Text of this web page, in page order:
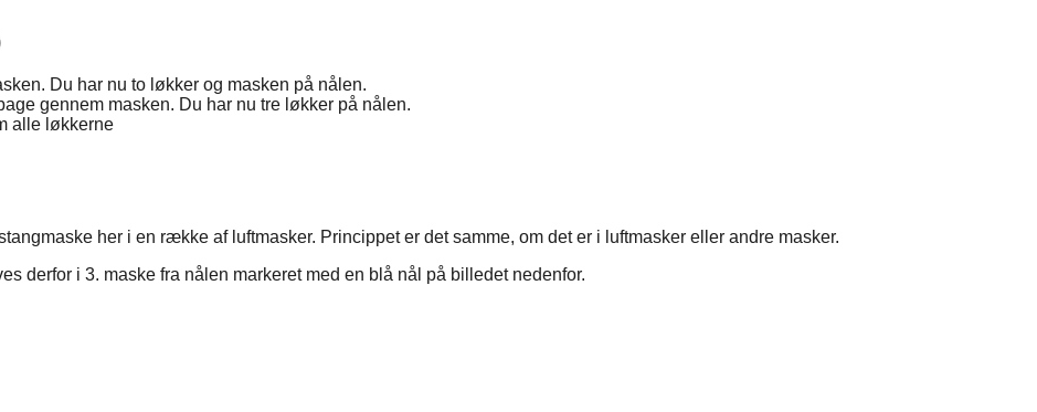
Du har nu to løkker og masken på nålen.
gennem masken. Du har nu tre løkker på nålen.
alle løkkerne
her i en række af luftmasker. Princippet er det samme, om det er i luftmasker eller andre masker.
derfor i 3. maske fra nålen markeret med en blå nål på billedet nedenfor.